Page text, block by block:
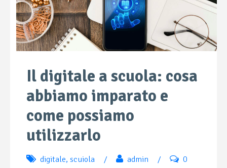
Il digitale a scuola: cosa
abbiamo imparato e
come possiamo
utilizzarlo
digitale, scuiola / admin / 0